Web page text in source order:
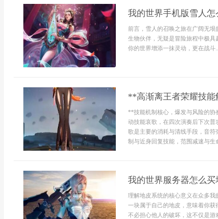
我的世界手机版雪人
前言，雪人的召唤之旅在广阔无
生物伙伴，无疑是冒险旅程中极
你的世界增添一抹灵动，更在战斗
**高渐离王者荣耀技
**技能机制核心，爆发与风险的
动技能哀歌，在四次演奏后下次
歌是主要的消耗与清线手段，音
制与近身回复技能，范围减速与生
我的世界服务器怎么
理解地皮系统的核心意义在众多
一块属于自己的地皮，意味着你
不必担心他人的破坏，这不仅是